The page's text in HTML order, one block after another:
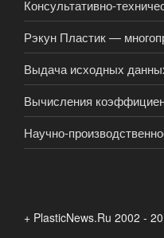
Консультативно-
Рэкун Пластик —
Выдача исходных
Вычисления
Научно-
+ PlasticNews.Ru 2002 -